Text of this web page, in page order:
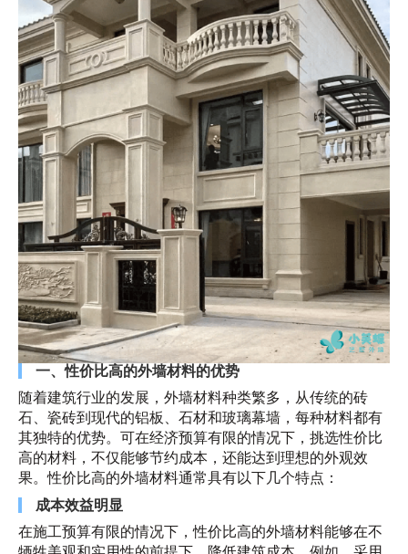
一、性价比高的外墙材料的优势
随着建筑行业的发展，外墙材料种类繁多，从传统的砖
石、瓷砖到现代的铝板、石材和玻璃幕墙，每种材料都有
其独特的优势。可在经济预算有限的情况下，挑选性价比
高的材料，不仅能够节约成本，还能达到理想的外观效
果。性价比高的外墙材料通常具有以下几个特点：
成本效益明显
在施工预算有限的情况下，性价比高的外墙材料能够在不